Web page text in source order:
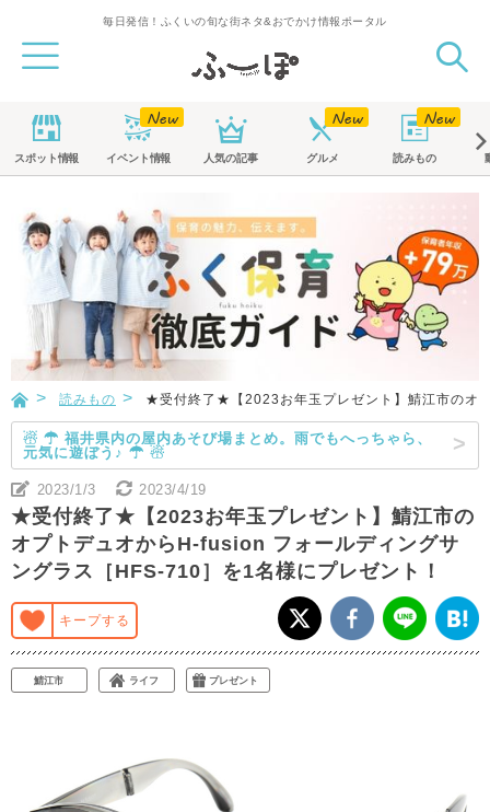
毎日発信！ふくいの旬な街ネタ&おでかけ情報ポータル
スポット情報 イベント情報 人気の記事 グルメ 読みもの
読みもの ★受付終了★【2023お年玉プレゼント】鯖江市のオ
☃ ☂ 福井県内の屋内あそび場まとめ。雨でもへっちゃら、
元気に遊ぼう♪ ☂ ☃
2023/1/3 2023/4/19
★受付終了★【2023お年玉プレゼント】鯖江市の
オプトデュオからH-fusion フォールディングサ
ングラス［HFS-710］を1名様にプレゼント！
キープする
鯖江市 ライフ プレゼント